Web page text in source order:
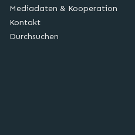
Mediadaten & Kooperation
Kontakt
Durchsuchen